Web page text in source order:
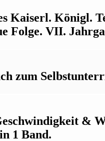
Kaiserl. Königl.
Folge. VII.
zum
&
1 Band.